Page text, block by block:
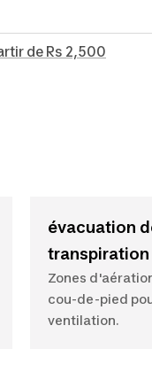
de Rs 2,500
évacuation
transpiration
Zones
cou-de-pied
ventilation.